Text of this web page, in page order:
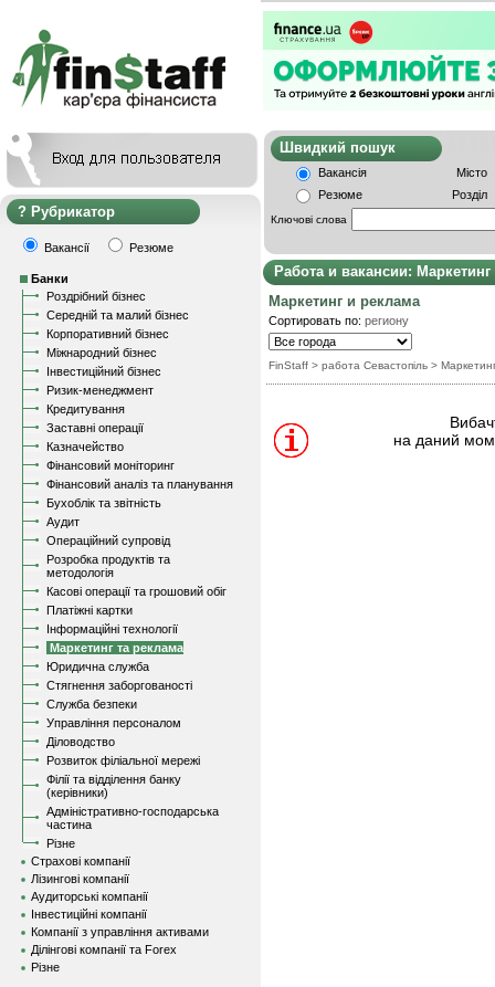
Рубрикатор
Вакансії Резюме
Банки
Роздрібний бізнес
Середній та малий бізнес
Корпоративний бізнес
Міжнародний бізнес
Інвестиційний бізнес
Ризик-менеджмент
Кредитування
Заставні операції
Казначейство
Фінансовий моніторинг
Фінансовий аналіз та планування
Бухоблік та звітність
Аудит
Операційний супровід
Розробка продуктів та
методологія
Касові операції та грошовий обіг
Платіжні картки
Інформаційні технології
Маркетинг та реклама
Юридична служба
Стягнення заборгованості
Служба безпеки
Управління персоналом
Діловодство
Розвиток філіальної мережі
Філії та відділення банку
(керівники)
Адміністративно-господарська
частина
Різне
Страхові компанії
Лізингові компанії
Аудиторські компанії
Інвестиційні компанії
Компанії з управління активами
Ділінгові компанії та Forex
Різне
Швидкий
Вакансія
Місто
Резюме
Розділ
Ключові слова
Работа и вакансии:
Маркетинг и реклама
Сортировать по: региону
FinStaff > работа Севастопіль >
на даний